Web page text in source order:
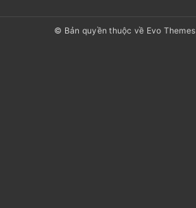
© Bản quyền thuộc về Evo Themes